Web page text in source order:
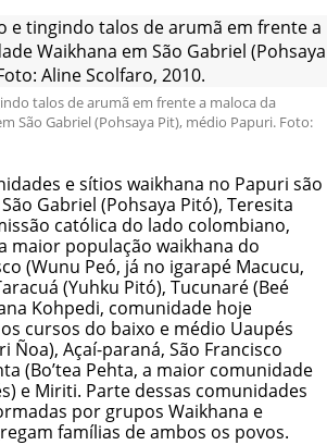
talos de arumã em frente a maloca da
São Gabriel (Pohsaya Pit), médio Papuri. Foto:
e sítios waikhana no Papuri são
Gabriel (Pohsaya Pitó), Teresita
católica do lado colombiano,
maior população waikhana do
(Wunu Peó, já no igarapé Macucu,
(Yuhku Pitó), Tucunaré (Beé
Kohpedi, comunidade hoje
cursos do baixo e médio Uaupés
Ñoa), Açaí-paraná, São Francisco
(Bo’tea Pehta, a maior comunidade
e Miriti. Parte dessas comunidades
por grupos Waikhana e
famílias de ambos os povos.